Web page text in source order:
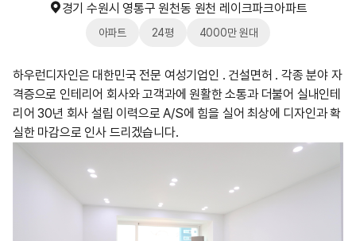
경기 수원시 영통구 원천동 원천 레이크파크아파트
아파트 24평 4000만 원대
하우런디자인은 대한민국 전문 여성기업인 . 건설면허 . 각종 분야 자
격증으로 인테리어 회사와 고객과에 원활한 소통과 더불어 실내인테
리어 30년 회사 설립 이력으로 A/S에 힘을 실어 최상에 디자인과 확
실한 마감으로 인사 드리겠습니다.